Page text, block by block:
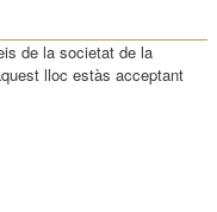
de la societat de la
lloc estàs acceptant